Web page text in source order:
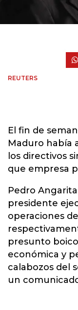
REUTERS
El fin de
Maduro había
los directivos
que empresa
Pedro
presidente
operaciones
presunto
económica y
calabozos del
un